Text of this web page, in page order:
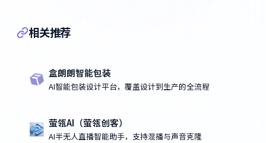
相关推荐
盒朗朗智能包装
AI智能包装设计平台，覆盖设计到生产的全流程
萤瓴AI（萤瓴创客）
AI半无人直播智能助手，支持混播与声音克隆